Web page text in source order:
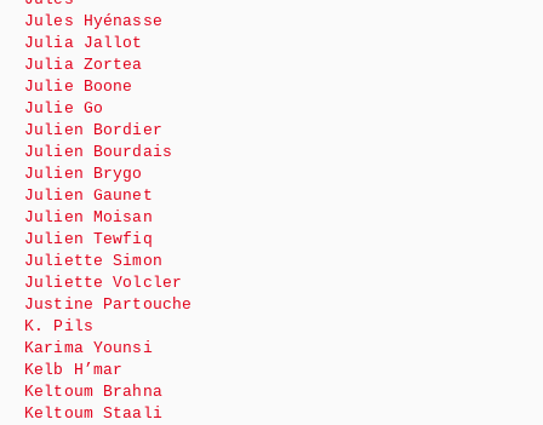
Jules Hyénasse
Julia Jallot
Julia Zortea
Julie Boone
Julie Go
Julien Bordier
Julien Bourdais
Julien Brygo
Julien Gaunet
Julien Moisan
Julien Tewfiq
Juliette Simon
Juliette Volcler
Justine Partouche
K. Pils
Karima Younsi
Kelb H’mar
Keltoum Brahna
Keltoum Staali